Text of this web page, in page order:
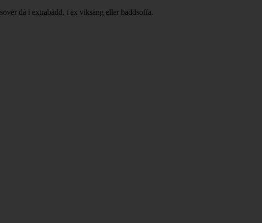
då i extrabädd, t ex viksäng eller bäddsoffa.